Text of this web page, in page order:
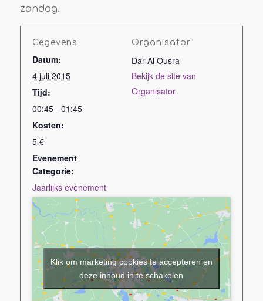
zondag.
Gegevens
Datum:
4 juli 2015
Tijd:
00:45 - 01:45
Kosten:
5 €
Evenement
Categorie:
Jaarlijks evenement
Organisator
Dar Al Ousra
Bekijk de site van
Organisator
Klik om marketing cookies te accepteren en
deze inhoud in te schakelen